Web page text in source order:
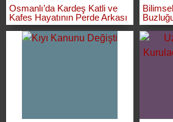
Osmanlı’da Kardeş Katli ve
Kafes Hayatının Perde Arkası